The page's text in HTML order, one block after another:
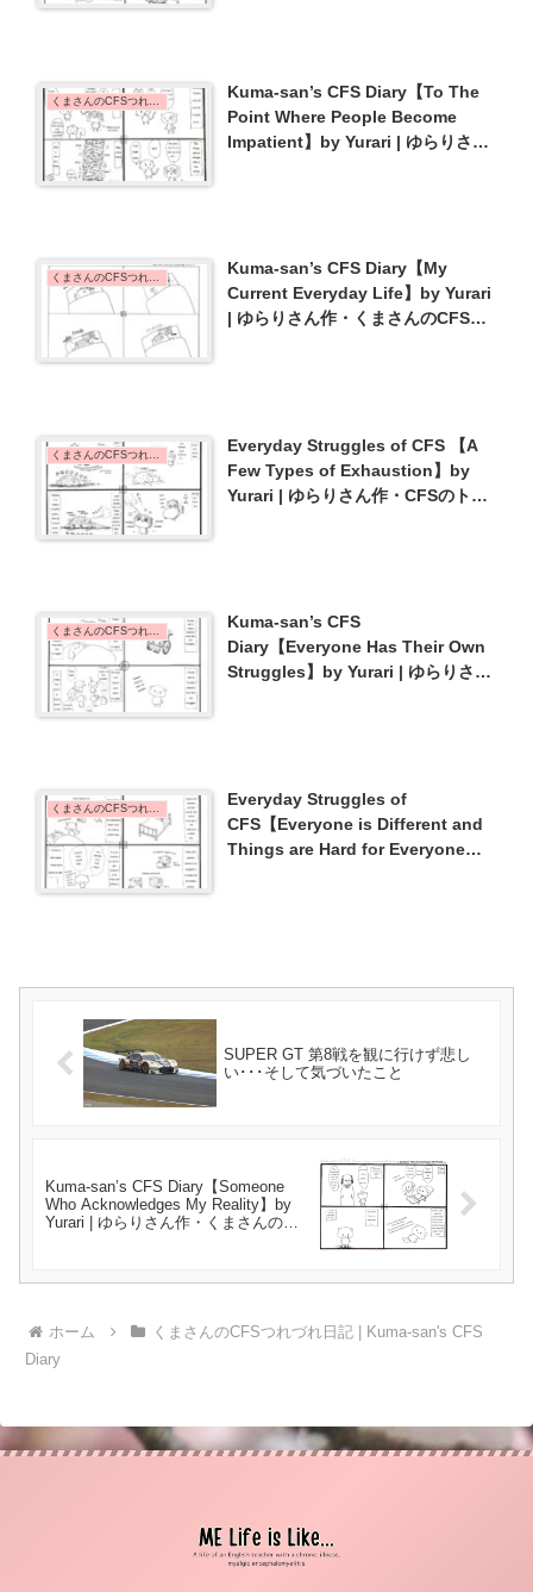
Kuma-san’s CFS Diary【To The
Point Where People Become
Impatient】by Yurari | ゆらりさん
くまさんのCFSつれづれ日記 | Kuma-san's CFS Diary
Kuma-san’s CFS Diary【My
Current Everyday Life】by Yurari
| ゆらりさん作・くまさんのCFSつ
Everyday Struggles of CFS 【A
Few Types of Exhaustion】by
Yurari | ゆらりさん作・CFSのトホ
くまさんのCFSつれづれ日記 | Kuma-san's CFS Diary
Kuma-san’s CFS
Diary【Everyone Has Their Own
Struggles】by Yurari | ゆらりさん
くまさんのCFSつれづれ日記 | Kuma-san's CFS Diary
Everyday Struggles of
CFS【Everyone is Different and
Things are Hard for Everyone】
SUPER GT 第8戦を観に行けず悲し
い･･･そして気づいたこと
Kuma-san’s CFS Diary【Someone
Who Acknowledges My Reality】by
Yurari | ゆらりさん作・くまさんの
ホーム
くまさんのCFSつれづれ日記 | Kuma-san's CFS
Diary